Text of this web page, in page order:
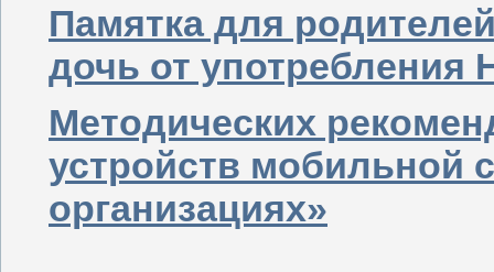
Памятка для
дочь от употребления
Методических
устройств мобильной
организациях»